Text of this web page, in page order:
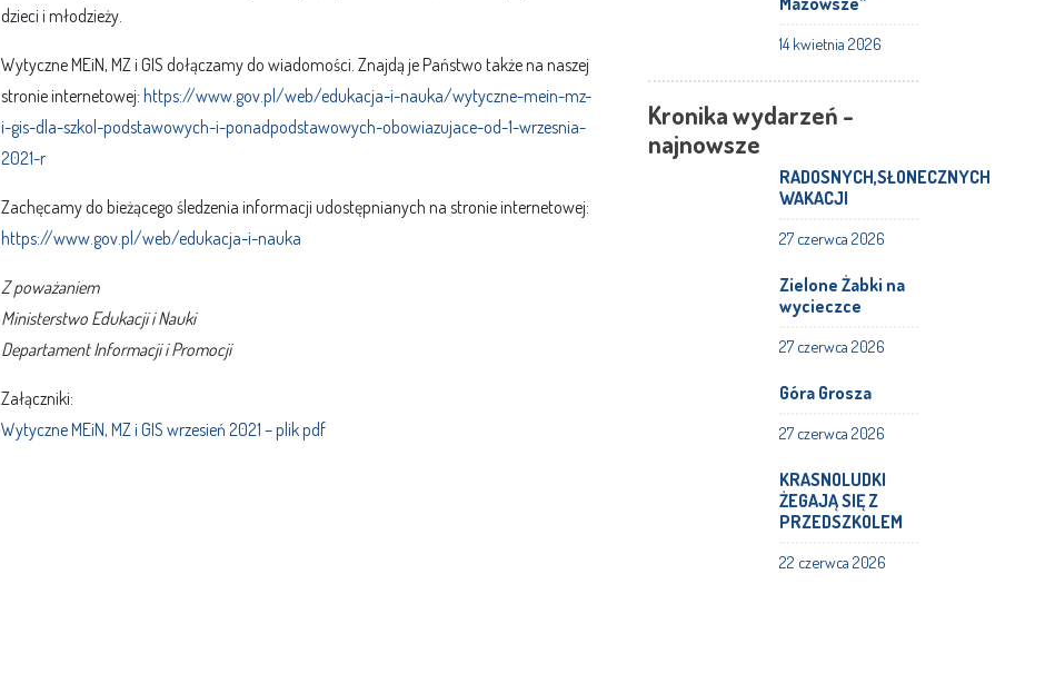
dzieci i młodzieży.
Wytyczne MEiN, MZ i GIS dołączamy do wiadomości. Znajdą je Państwo także na naszej
stronie internetowej: https://www.gov.pl/web/edukacja-i-nauka/wytyczne-mein-mz-
i-gis-dla-szkol-podstawowych-i-ponadpodstawowych-obowiazujace-od-1-wrzesnia-
2021-r
Zachęcamy do bieżącego śledzenia informacji udostępnianych na stronie internetowej:
https://www.gov.pl/web/edukacja-i-nauka
Z poważaniem
Ministerstwo Edukacji i Nauki
Departament Informacji i Promocji
Załączniki:
Wytyczne MEiN, MZ i GIS wrzesień 2021 – plik pdf
14 kwietnia 2026
Kronika wydarzeń -
najnowsze
RADOSNYCH,SŁONECZNYCH
WAKACJI
27 czerwca 2026
Zielone Żabki na
wycieczce
27 czerwca 2026
Góra Grosza
27 czerwca 2026
KRASNOLUDKI
ŻEGAJĄ SIĘ Z
PRZEDSZKOLEM
22 czerwca 2026